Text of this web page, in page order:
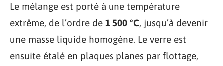
Le mélange est porté à une température
extrême, de l’ordre de 1 500 °C, jusqu’à devenir
une masse liquide homogène. Le verre est
ensuite étalé en plaques planes par flottage,